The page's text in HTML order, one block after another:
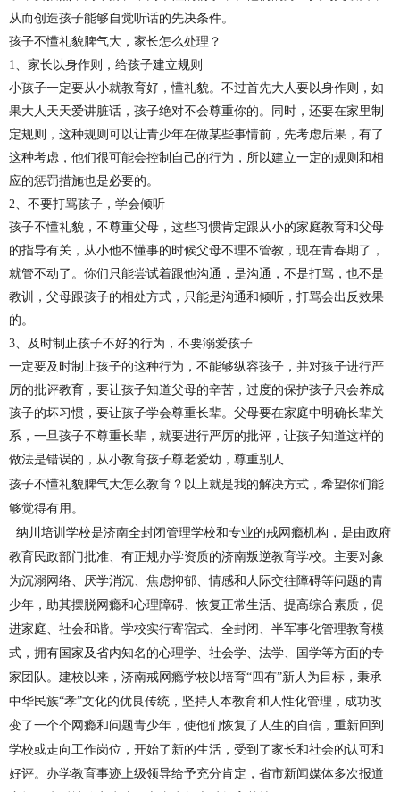
从而创造孩子能够自觉听话的先决条件。
孩子不懂礼貌脾气大，家长怎么处理？
1、家长以身作则，给孩子建立规则
小孩子一定要从小就教育好，懂礼貌。不过首先大人要以身作则，如
果大人天天爱讲脏话，孩子绝对不会尊重你的。同时，还要在家里制
定规则，这种规则可以让青少年在做某些事情前，先考虑后果，有了
这种考虑，他们很可能会控制自己的行为，所以建立一定的规则和相
应的惩罚措施也是必要的。
2、不要打骂孩子，学会倾听
孩子不懂礼貌，不尊重父母，这些习惯肯定跟从小的家庭教育和父母
的指导有关，从小他不懂事的时候父母不理不管教，现在青春期了，
就管不动了。你们只能尝试着跟他沟通，是沟通，不是打骂，也不是
教训，父母跟孩子的相处方式，只能是沟通和倾听，打骂会出反效果
的。
3、及时制止孩子不好的行为，不要溺爱孩子
一定要及时制止孩子的这种行为，不能够纵容孩子，并对孩子进行严
厉的批评教育，要让孩子知道父母的辛苦，过度的保护孩子只会养成
孩子的坏习惯，要让孩子学会尊重长辈。父母要在家庭中明确长辈关
系，一旦孩子不尊重长辈，就要进行严厉的批评，让孩子知道这样的
做法是错误的，从小教育孩子尊老爱幼，尊重别人
孩子不懂礼貌脾气大怎么教育？以上就是我的解决方式，希望你们能
够觉得有用。
纳川培训学校是济南全封闭管理学校和专业的戒网瘾机构 ，是由政府
教育民政部门批准、有正规办学资质的济南叛逆教育学校。主要对象
为沉溺网络、厌学消沉、焦虑抑郁、情感和人际交往障碍等问题的青
少年，助其摆脱网瘾和心理障碍、恢复正常生活、提高综合素质，促
进家庭、社会和谐。学校实行寄宿式、全封闭、半军事化管理教育模
式，拥有国家及省内知名的心理学、社会学、法学、国学等方面的专
家团队。建校以来， 济南戒网瘾学校 以培育“四有”新人为目标，秉承
中华民族“孝”文化的优良传统，坚持人本教育和人性化管理，成功改
变了一个个网瘾和问题青少年，使他们恢复了人生的自信，重新回到
学校或走向工作岗位，开始了新的生活，受到了家长和社会的认可和
好评。办学教育事迹上级领导给予充分肯定，省市新闻媒体多次报道